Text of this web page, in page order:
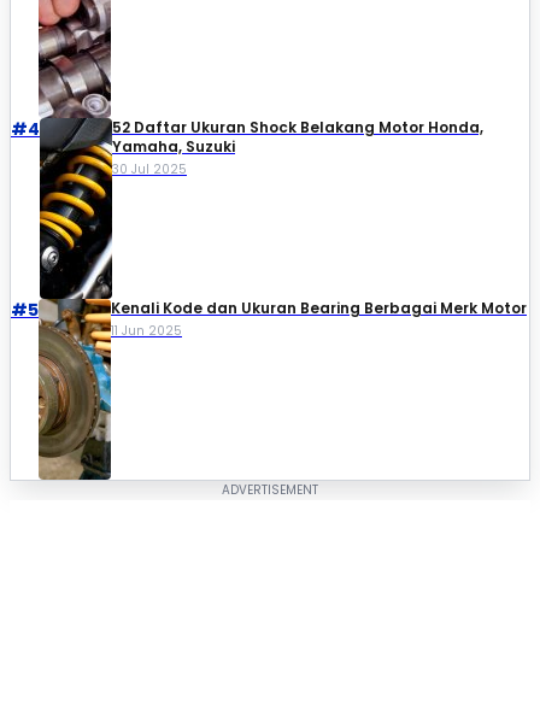
#4
52 Daftar Ukuran Shock Belakang Motor Honda,
Yamaha, Suzuki​
30 Jul 2025
#5 Kenali Kode dan Ukuran Bearing Berbagai Merk Motor
11 Jun 2025